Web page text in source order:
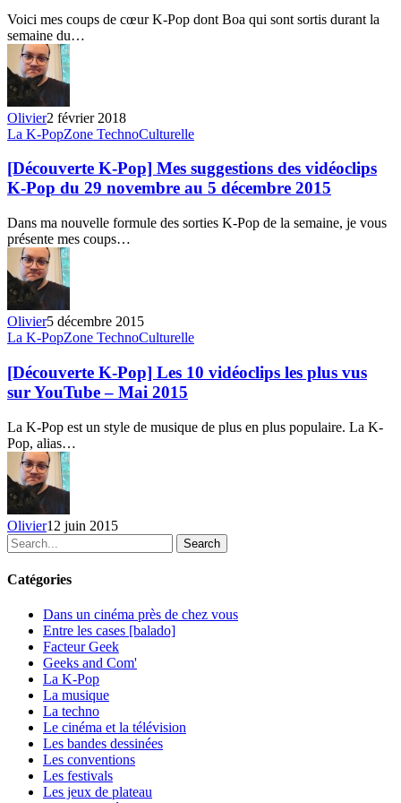
du
28
au
31
jan.
2018
–
BoA
Voici mes coups de cœur K-Pop dont Boa qui sont sortis durant la
semaine du…
Olivier2 février 2018
[Découverte
Pop]
Mes
suggestions
vidéoclips
K-
Pop
du
29
novembre
au
5
2015
La K-PopZone TechnoCulturelle
[Découverte K-Pop] Mes suggestions des vidéoclips
K-Pop du 29 novembre au 5 décembre 2015
Dans ma nouvelle formule des sorties K-Pop de la semaine, je vous
présente mes coups…
Olivier5 décembre 2015
[Découverte
Pop]
Les
10
les
plus
vus
sur
YouTube
–
Mai
2015
La K-PopZone TechnoCulturelle
[Découverte K-Pop] Les 10 vidéoclips les plus vus
sur YouTube – Mai 2015
La K-Pop est un style de musique de plus en plus populaire. La K-
Pop, alias…
Olivier12 juin 2015
Search
Catégories
Dans un cinéma près de chez vous
Entre les cases [balado]
Facteur Geek
Geeks and Com'
La K-Pop
La musique
La techno
Le cinéma et la télévision
Les bandes dessinées
Les conventions
Les festivals
Les jeux de plateau